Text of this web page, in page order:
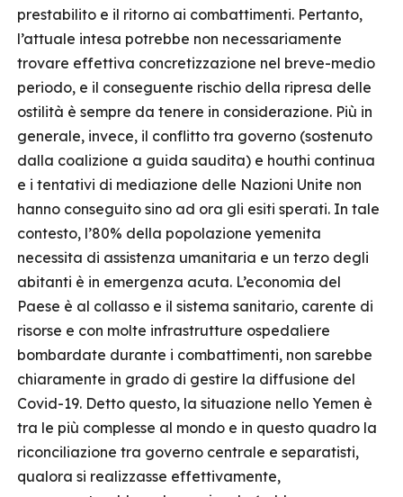
prestabilito e il ritorno ai combattimenti. Pertanto,
l’attuale intesa potrebbe non necessariamente
trovare effettiva concretizzazione nel breve-medio
periodo, e il conseguente rischio della ripresa delle
ostilità è sempre da tenere in considerazione. Più in
generale, invece, il conflitto tra governo (sostenuto
dalla coalizione a guida saudita) e houthi continua
e i tentativi di mediazione delle Nazioni Unite non
hanno conseguito sino ad ora gli esiti sperati. In tale
contesto, l’80% della popolazione yemenita
necessita di assistenza umanitaria e un terzo degli
abitanti è in emergenza acuta. L’economia del
Paese è al collasso e il sistema sanitario, carente di
risorse e con molte infrastrutture ospedaliere
bombardate durante i combattimenti, non sarebbe
chiaramente in grado di gestire la diffusione del
Covid-19. Detto questo, la situazione nello Yemen è
tra le più complesse al mondo e in questo quadro la
riconciliazione tra governo centrale e separatisti,
qualora si realizzasse effettivamente,